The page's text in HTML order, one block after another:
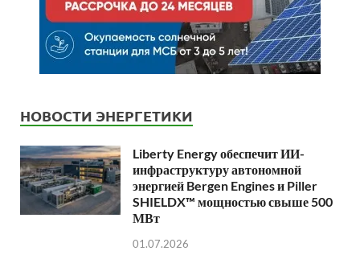
НОВОСТИ ЭНЕРГЕТИКИ
Liberty Energy обеспечит ИИ-
инфраструктуру автономной
энергией Bergen Engines и Piller
SHIELDX™ мощностью свыше 500
МВт
01.07.2026